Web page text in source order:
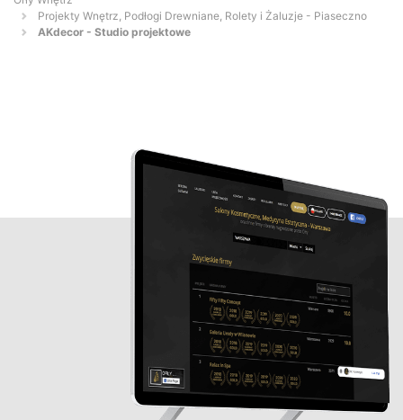
Projekty Wnętrz, Podłogi Drewniane, Rolety i Żaluzje - Piaseczno
AKdecor - Studio projektowe